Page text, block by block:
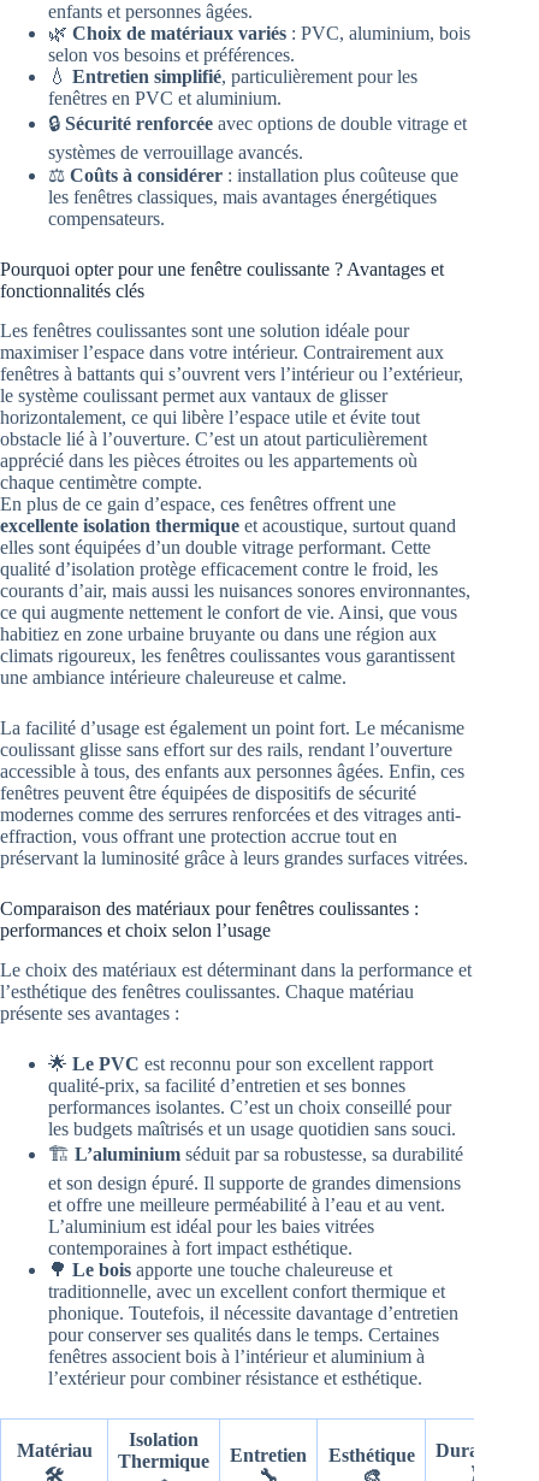
enfants et personnes âgées.
🌿 Choix de matériaux variés : PVC, aluminium, bois
selon vos besoins et préférences.
💧 Entretien simplifié, particulièrement pour les
fenêtres en PVC et aluminium.
🔒 Sécurité renforcée avec options de double vitrage et
systèmes de verrouillage avancés.
⚖️ Coûts à considérer : installation plus coûteuse que
les fenêtres classiques, mais avantages énergétiques
compensateurs.
Pourquoi opter pour une fenêtre coulissante ? Avantages et
fonctionnalités clés
Les fenêtres coulissantes sont une solution idéale pour
maximiser l’espace dans votre intérieur. Contrairement aux
fenêtres à battants qui s’ouvrent vers l’intérieur ou l’extérieur,
le système coulissant permet aux vantaux de glisser
horizontalement, ce qui libère l’espace utile et évite tout
obstacle lié à l’ouverture. C’est un atout particulièrement
apprécié dans les pièces étroites ou les appartements où
chaque centimètre compte.
En plus de ce gain d’espace, ces fenêtres offrent une
excellente isolation thermique et acoustique, surtout quand
elles sont équipées d’un double vitrage performant. Cette
qualité d’isolation protège efficacement contre le froid, les
courants d’air, mais aussi les nuisances sonores environnantes,
ce qui augmente nettement le confort de vie. Ainsi, que vous
habitiez en zone urbaine bruyante ou dans une région aux
climats rigoureux, les fenêtres coulissantes vous garantissent
une ambiance intérieure chaleureuse et calme.
La facilité d’usage est également un point fort. Le mécanisme
coulissant glisse sans effort sur des rails, rendant l’ouverture
accessible à tous, des enfants aux personnes âgées. Enfin, ces
fenêtres peuvent être équipées de dispositifs de sécurité
modernes comme des serrures renforcées et des vitrages anti-
effraction, vous offrant une protection accrue tout en
préservant la luminosité grâce à leurs grandes surfaces vitrées.
Comparaison des matériaux pour fenêtres coulissantes :
performances et choix selon l’usage
Le choix des matériaux est déterminant dans la performance et
l’esthétique des fenêtres coulissantes. Chaque matériau
présente ses avantages :
🌟 Le PVC est reconnu pour son excellent rapport
qualité-prix, sa facilité d’entretien et ses bonnes
performances isolantes. C’est un choix conseillé pour
les budgets maîtrisés et un usage quotidien sans souci.
🏗️ L’aluminium séduit par sa robustesse, sa durabilité
et son design épuré. Il supporte de grandes dimensions
et offre une meilleure perméabilité à l’eau et au vent.
L’aluminium est idéal pour les baies vitrées
contemporaines à fort impact esthétique.
🌳 Le bois apporte une touche chaleureuse et
traditionnelle, avec un excellent confort thermique et
phonique. Toutefois, il nécessite davantage d’entretien
pour conserver ses qualités dans le temps. Certaines
fenêtres associent bois à l’intérieur et aluminium à
l’extérieur pour combiner résistance et esthétique.
Matériau
🛠️
Isolation
Thermique
Entretien
🔧
Esthétique
🎨
Durabilité
⏳